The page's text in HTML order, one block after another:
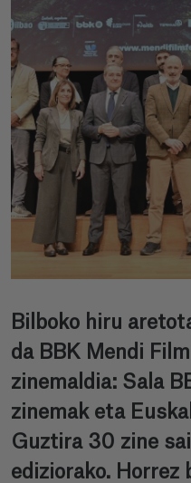
Bilboko hiru
da BBK Mendi
zinemaldia: Sala
zinemak eta
Guztira 30 zine
ediziorako. Horrez